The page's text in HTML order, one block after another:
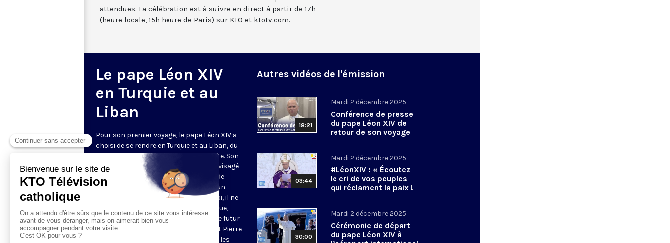
attendues. La célébration est à suivre en direct à partir de 17h
(heure locale, 15h heure de Paris) sur KTO et ktotv.com.
Le pape Léon XIV
en Turquie et au
Liban
Pour son premier voyage, le pape Léon XIV a
choisi de se rendre en Turquie et au Liban, du
jeudi 27 novembre au mardi 2 décembre. Son
prédécesseur, François, l'avait déjà envisagé
pour célébrer les 1700 ans du concile de
Nicée. « Pour tous les chrétiens, c'est un
moment d'unité authentique dans la foi, il ne
faut pas manquer ce moment historique,
non pas pour regarder le passé mais le futur
», a insisté Léon XIV. Philippine de Saint Pierre
et toute l'équipe de KTO vous font vivre les
Autres vidéos de l'émission
18:21
Mardi 2 décembre 2025
Conférence de presse
du pape Léon XIV de
retour de son voyage
03:44
Mardi 2 décembre 2025
#LéonXIV : « Écoutez
le cri de vos peuples
qui réclament la paix !
30:00
Mardi 2 décembre 2025
Cérémonie de départ
du pape Léon XIV à